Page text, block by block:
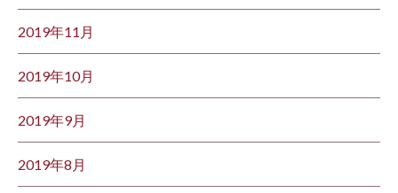
2019年11月
2019年10月
2019年9月
2019年8月